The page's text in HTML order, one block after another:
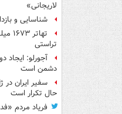
لاریجانی»
شناسایی و بازداشت ۲۱مزدور
تراستی
آجورلو:
دشمن است
سفیر ایران در
حال تکرار است
فریاد مردم